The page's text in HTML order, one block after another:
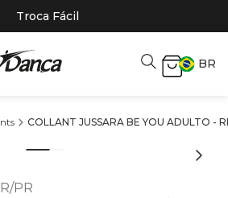
Troca Fácil
BR
COLLANT JUSSARA BE YOU ADULTO -
PR